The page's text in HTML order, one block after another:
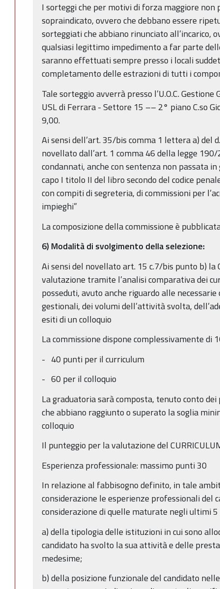
I sorteggi che per motivi di forza maggiore non
sopraindicato, ovvero che debbano essere
sorteggiati che abbiano rinunciato all’incarico,
qualsiasi legittimo impedimento a far parte
saranno effettuati sempre presso i locali
completamento delle estrazioni di tutti i
Tale sorteggio avverrà presso l’U.O.C.
USL di Ferrara - Settore 15 –– 2° piano C.so
9,00.
Ai sensi dell’art. 35/bis comma 1 lettera a) del
novellato dall’art. 1 comma 46 della legge
condannati, anche con sentenza non passata
capo I titolo II del libro secondo del codice
con compiti di segreteria, di commissioni per
impieghi”
La composizione della commissione è
6) Modalità di svolgimento della selezione:
Ai sensi del novellato art. 15 c.7/bis punto b)
valutazione tramite l’analisi comparativa dei
posseduti, avuto anche riguardo alle
gestionali, dei volumi dell’attività svolta,
esiti di un colloquio
La commissione dispone complessivamente di
- 40 punti per il curriculum
- 60 per il colloquio
La graduatoria sarà composta, tenuto conto
che abbiano raggiunto o superato la soglia
colloquio
Il punteggio per la valutazione del
Esperienza professionale: massimo punti 30
In relazione al fabbisogno definito, in tale
considerazione le esperienze professionali del
considerazione di quelle maturate negli ultimi
a) della tipologia delle istituzioni in cui sono
candidato ha svolto la sua attività e delle
medesime;
b) della posizione funzionale del candidato